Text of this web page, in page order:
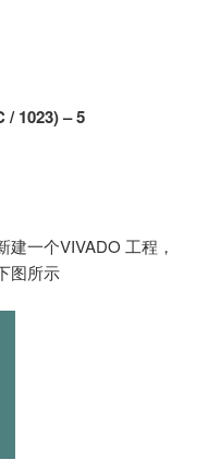
/ 1023) – 5
建一个VIVADO 工程，
图所示